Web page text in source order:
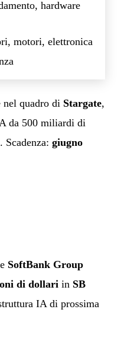
hardware
motori, elettronica
nel quadro di Stargate,
da 500 miliardi di
Scadenza: giugno
SoftBank Group
di dollari in SB
IA di prossima